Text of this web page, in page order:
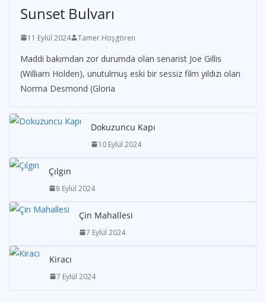
Sunset Bulvarı
11 Eylül 2024 Tamer Hoşgören
Maddi bakımdan zor durumda olan senarist Joe Gillis
(William Holden), unutulmuş eski bir sessiz film yıldızı olan
Norma Desmond (Gloria
Dokuzuncu Kapı
10 Eylül 2024
Çılgın
8 Eylül 2024
Çin Mahallesi
7 Eylül 2024
Kiracı
7 Eylül 2024